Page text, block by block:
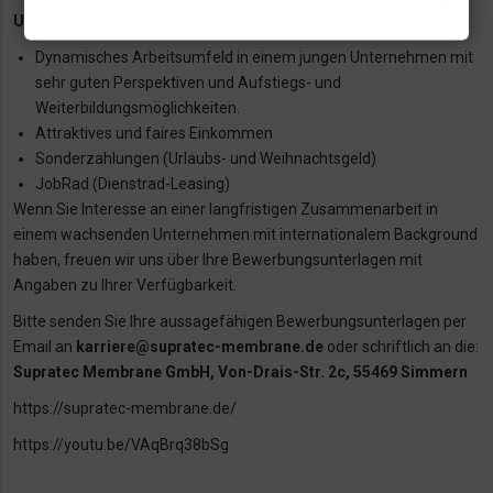
Unser Angebot:
Dynamisches Arbeitsumfeld in einem jungen Unternehmen mit
sehr guten Perspektiven und Aufstiegs- und
Weiterbildungsmöglichkeiten.
Attraktives und faires Einkommen
Sonderzahlungen (Urlaubs- und Weihnachtsgeld)
JobRad (Dienstrad-Leasing)
Wenn Sie Interesse an einer langfristigen Zusammenarbeit in
einem wachsenden Unternehmen mit internationalem Background
haben, freuen wir uns über Ihre Bewerbungsunterlagen mit
Angaben zu Ihrer Verfügbarkeit.
Bitte senden Sie Ihre aussagefähigen Bewerbungsunterlagen per
Email an karriere@supratec-membrane.de oder schriftlich an die:
Supratec Membrane GmbH, Von-Drais-Str. 2c, 55469 Simmern
https://supratec-membrane.de/
https://youtu.be/VAqBrq38bSg